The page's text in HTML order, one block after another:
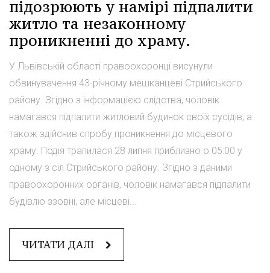
підозрюють у намірі підпалити
житло та незаконному
проникненні до храму.
У Львівській області правоохоронці висунули
обвинувачення 43-річному мешканцеві Стрийського
району. Згідно з інформацією слідства, чоловік
намагався підпалити житловий будинок своїх сусідів, а
також здійснив спробу проникнення до місцевого
храму. Подія трапилася 28 липня приблизно о 05:00 у
одному з сіл Стрийського району. Згідно з даними
правоохоронних органів, чоловік намагався підпалити
будівлю ззовні, але місцеві...
ЧИТАТИ ДАЛІ